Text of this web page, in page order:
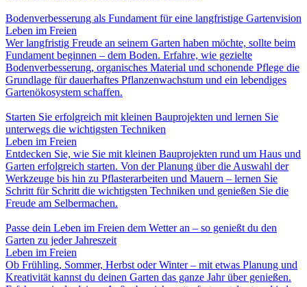
Bodenverbesserung als Fundament für eine langfristige Gartenvision
Leben im Freien
Wer langfristig Freude an seinem Garten haben möchte, sollte beim
Fundament beginnen – dem Boden. Erfahre, wie gezielte
Bodenverbesserung, organisches Material und schonende Pflege die
Grundlage für dauerhaftes Pflanzenwachstum und ein lebendiges
Gartenökosystem schaffen.
Starten Sie erfolgreich mit kleinen Bauprojekten und lernen Sie
unterwegs die wichtigsten Techniken
Leben im Freien
Entdecken Sie, wie Sie mit kleinen Bauprojekten rund um Haus und
Garten erfolgreich starten. Von der Planung über die Auswahl der
Werkzeuge bis hin zu Pflasterarbeiten und Mauern – lernen Sie
Schritt für Schritt die wichtigsten Techniken und genießen Sie die
Freude am Selbermachen.
Passe dein Leben im Freien dem Wetter an – so genießt du den
Garten zu jeder Jahreszeit
Leben im Freien
Ob Frühling, Sommer, Herbst oder Winter – mit etwas Planung und
Kreativität kannst du deinen Garten das ganze Jahr über genießen.